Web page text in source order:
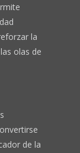
la
olas de
de la